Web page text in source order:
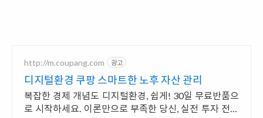
http://m.coupang.com 광고
디지털환경 쿠팡 스마트한 노후 자산 관리
복잡한 경제 개념도 디지털환경, 쉽게! 30일 무료반품으
로 시작하세요. 이론만으로 부족한 당신, 실전 투자 전략